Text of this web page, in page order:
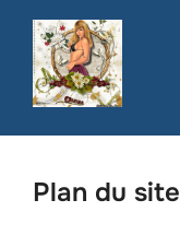
Aller
contenu
Plan du site